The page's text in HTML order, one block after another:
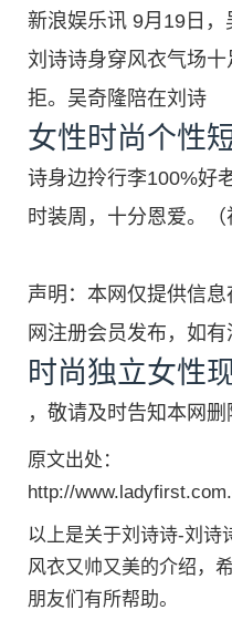
新浪娱乐讯 9月19日，
刘诗诗身穿风衣气场
拒。吴奇隆陪在刘诗
女性时尚个性
诗身边拎行李100%好
时装周，十分恩爱。（
声明：本网仅提供信
网注册会员发布，如
时尚独立女性
，敬请及时告知本网删
原文出处：
http://
以上是关于刘诗诗-刘诗
风衣又帅又美的介绍，
朋友们有所帮助。